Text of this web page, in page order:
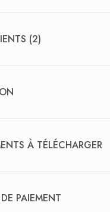
(2)
À TÉLÉCHARGER
PAIEMENT